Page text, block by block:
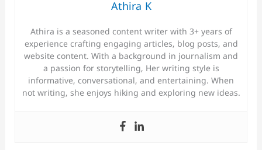
Athira K
Athira is a seasoned content writer with 3+ years of
experience crafting engaging articles, blog posts, and
website content. With a background in journalism and
a passion for storytelling, Her writing style is
informative, conversational, and entertaining. When
not writing, she enjoys hiking and exploring new ideas.